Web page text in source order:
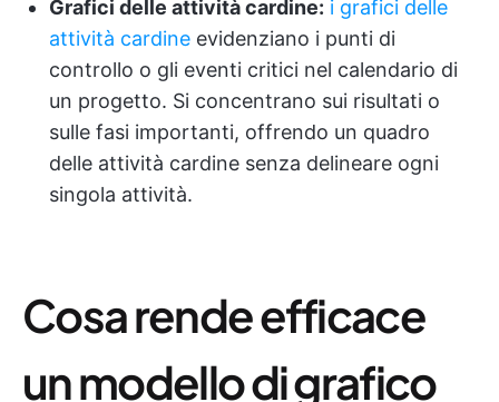
Grafici delle attività cardine: i grafici delle
attività cardine evidenziano i punti di
controllo o gli eventi critici nel calendario di
un progetto. Si concentrano sui risultati o
sulle fasi importanti, offrendo un quadro
delle attività cardine senza delineare ogni
singola attività.
Cosa rende efficace
un modello di grafico